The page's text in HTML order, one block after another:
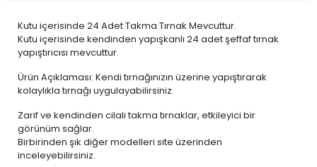
Kutu içerisinde 24 Adet Takma Tırnak Mevcuttur.
Kutu içerisinde kendinden yapışkanlı 24 adet şeffaf tırnak
yapıştırıcısı mevcuttur.
Ürün Açıklaması: Kendi tırnağınızın üzerine yapıştırarak
kolaylıkla tırnağı uygulayabilirsiniz.
Zarif ve kendinden cilalı takma tırnaklar, etkileyici bir
görünüm sağlar.
Birbirinden şık diğer modelleri site üzerinden
inceleyebilirsiniz.